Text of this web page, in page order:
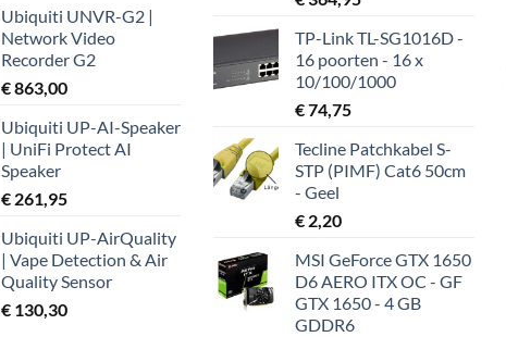
Ubiquiti UNVR-G2 |
Network Video
Recorder G2
€863,00
Ubiquiti UP-AI-Speaker
| UniFi Protect AI
Speaker
€ 261,95
Ubiquiti UP-AirQuality
| Vape Detection & Air
Quality Sensor
€ 130,30
TP-Link TL-SG1016D -
16 poorten - 16 x
10/100/1000
€74,75
Tecline Patchkabel S-
STP (PIMF) Cat6 50cm
- Geel
€ 2,20
MSI GeForce GTX 1650
D6 AERO ITX OC - GF
GTX 1650 - 4 GB
GDDR6